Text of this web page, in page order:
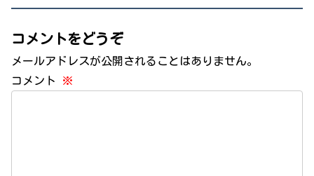
コメントをどうぞ
メールアドレスが公開されることはありません。
コメント
※